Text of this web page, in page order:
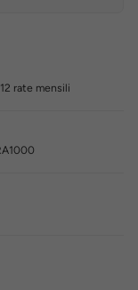
rate mensili